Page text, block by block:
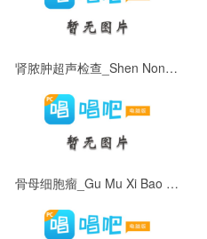
肾脓肿超声检查_Shen Nong Zhong Chao Sheng Jian Cha
骨母细胞瘤_Gu Mu Xi Bao Liu